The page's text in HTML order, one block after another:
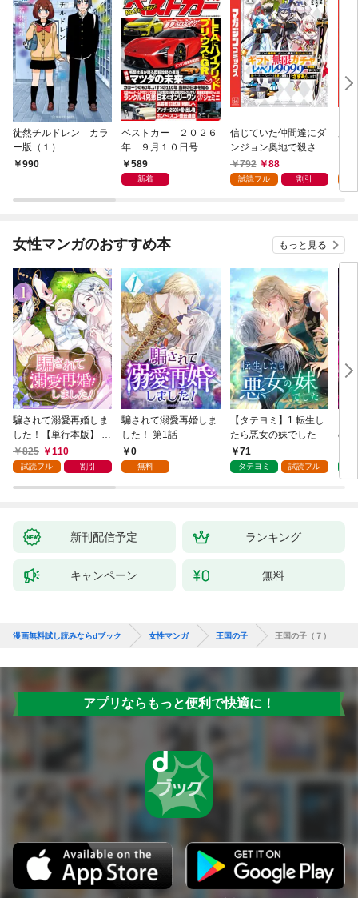
徒然チルドレン カラ
ー版（１）
990
ベストカー ２０２６
年 ９月１０日号
589
新着
信じていた仲間達にダ
ンジョン奥地で殺され
かけたがギフト『無限
ガチャ』でレベル９９
『ざまぁ！』します！
792 88
試読フル 割引
女性マンガのおすすめ本 もっと見る
騙されて溺愛再婚しま
した！【単行本版】 1
巻825 110
試読フル 割引
騙されて溺愛再婚しま
した！ 第1話
0
無料
【タテヨミ】1.転生し
たら悪女の妹でした
71
タテヨミ 試読フル
の
新刊配信予定 ランキング
キャンペーン 無料
漫画無料試し読みならdブック 女性マンガ 王国の子 王国の子（７）
アプリならもっと便利で快適に！